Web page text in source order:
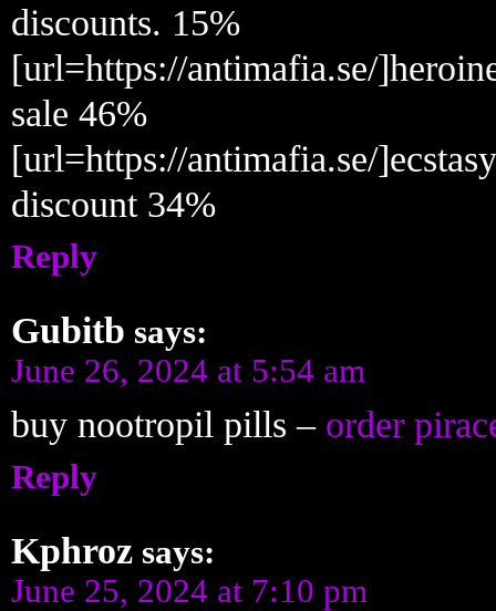
discounts. 15%
[url=https://antimafia.se/
sale 46%
[url=https://antimafia.se/
discount 34%
Reply
Gubitb says:
June 26, 2024 at 5:54 am
buy nootropil pills – order
Reply
Kphroz says:
June 25, 2024 at 7:10 pm